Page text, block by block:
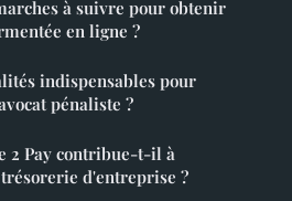
à suivre pour obtenir
en ligne ?
indispensables pour
pénaliste ?
2 Pay contribue-t-il à
d'entreprise ?